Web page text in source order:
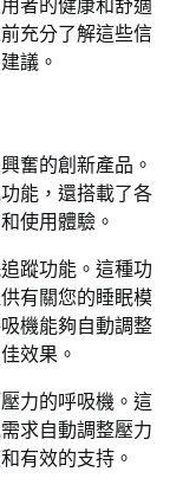
者的健康和舒適
充分了解這些信
議。
奮的創新產品。
能，還搭載了各
使用體驗。
蹤功能。這種功
有關您的睡眠模
機能夠自動調整
效果。
力的呼吸機。這
求自動調整壓力
有效的支持。